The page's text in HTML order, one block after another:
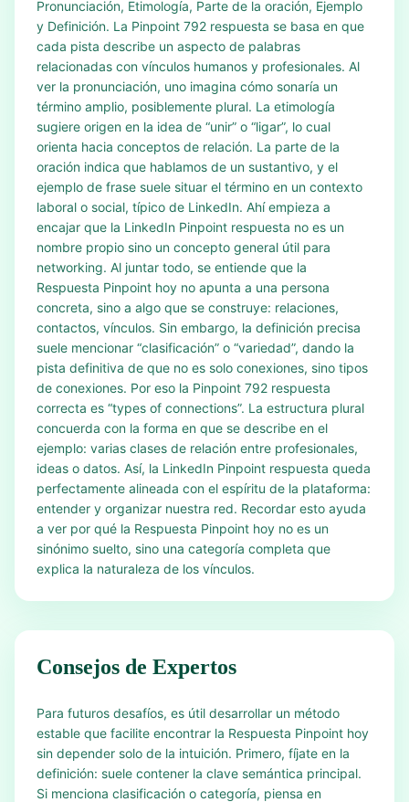
Pronunciación, Etimología, Parte de la oración, Ejemplo
y Definición. La Pinpoint 792 respuesta se basa en que
cada pista describe un aspecto de palabras
relacionadas con vínculos humanos y profesionales. Al
ver la pronunciación, uno imagina cómo sonaría un
término amplio, posiblemente plural. La etimología
sugiere origen en la idea de “unir” o “ligar”, lo cual
orienta hacia conceptos de relación. La parte de la
oración indica que hablamos de un sustantivo, y el
ejemplo de frase suele situar el término en un contexto
laboral o social, típico de LinkedIn. Ahí empieza a
encajar que la LinkedIn Pinpoint respuesta no es un
nombre propio sino un concepto general útil para
networking. Al juntar todo, se entiende que la
Respuesta Pinpoint hoy no apunta a una persona
concreta, sino a algo que se construye: relaciones,
contactos, vínculos. Sin embargo, la definición precisa
suele mencionar “clasificación” o “variedad”, dando la
pista definitiva de que no es solo conexiones, sino tipos
de conexiones. Por eso la Pinpoint 792 respuesta
correcta es “types of connections”. La estructura plural
concuerda con la forma en que se describe en el
ejemplo: varias clases de relación entre profesionales,
ideas o datos. Así, la LinkedIn Pinpoint respuesta queda
perfectamente alineada con el espíritu de la plataforma:
entender y organizar nuestra red. Recordar esto ayuda
a ver por qué la Respuesta Pinpoint hoy no es un
sinónimo suelto, sino una categoría completa que
explica la naturaleza de los vínculos.
Consejos de Expertos
Para futuros desafíos, es útil desarrollar un método
estable que facilite encontrar la Respuesta Pinpoint hoy
sin depender solo de la intuición. Primero, fíjate en la
definición: suele contener la clave semántica principal.
Si menciona clasificación o categoría, piensa en